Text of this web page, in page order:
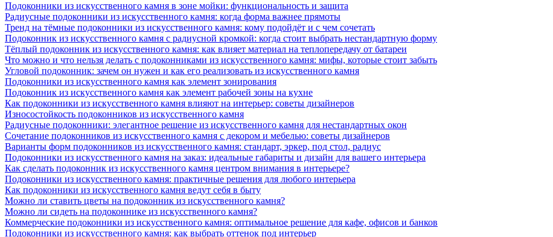
Подоконники из искусственного камня в зоне мойки: функциональность и защита
Радиусные подоконники из искусственного камня: когда форма важнее прямоты
Тренд на тёмные подоконники из искусственного камня: кому подойдёт и с чем сочетать
Подоконник из искусственного камня с радиусной кромкой: когда стоит выбрать нестандартную форму
Тёплый подоконник из искусственного камня: как влияет материал на теплопередачу от батареи
Что можно и что нельзя делать с подоконниками из искусственного камня: мифы, которые стоит забыть
Угловой подоконник: зачем он нужен и как его реализовать из искусственного камня
Подоконники из искусственного камня как элемент зонирования
Подоконник из искусственного камня как элемент рабочей зоны на кухне
Как подоконники из искусственного камня влияют на интерьер: советы дизайнеров
Износостойкость подоконников из искусственного камня
Радиусные подоконники: элегантное решение из искусственного камня для нестандартных окон
Сочетание подоконников из искусственного камня с декором и мебелью: советы дизайнеров
Варианты форм подоконников из искусственного камня: стандарт, эркер, под стол, радиус
Подоконники из искусственного камня на заказ: идеальные габариты и дизайн для вашего интерьера
Как сделать подоконник из искусственного камня центром внимания в интерьере?
Подоконники из искусственного камня: практичные решения для любого интерьера
Как подоконники из искусственного камня ведут себя в быту
Можно ли ставить цветы на подоконник из искусственного камня?
Можно ли сидеть на подоконнике из искусственного камня?
Коммерческие подоконники из искусственного камня: оптимальное решение для кафе, офисов и банков
Подоконники из искусственного камня: как выбрать оттенок под интерьер